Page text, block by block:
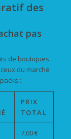
des
pas
de boutiques
du marché
:
PRIX
TOTAL
7,00 €